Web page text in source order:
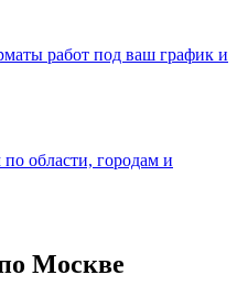
работ под ваш график и
области, городам и
Москве